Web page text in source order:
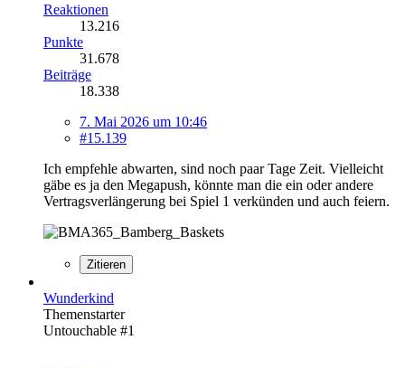
Reaktionen
13.216
Punkte
31.678
Beiträge
18.338
7. Mai 2026 um 10:46
#15.139
Ich empfehle abwarten, sind noch paar Tage Zeit. Vielleicht
gäbe es ja den Megapush, könnte man die ein oder andere
Vertragsverlängerung bei Spiel 1 verkünden und auch feiern.
Zitieren
Wunderkind
Themenstarter
Untouchable #1